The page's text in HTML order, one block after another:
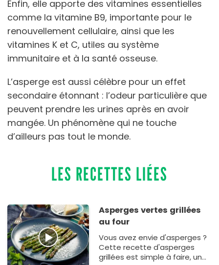
Enfin, elle apporte des vitamines essentielles
comme la vitamine B9, importante pour le
renouvellement cellulaire, ainsi que les
vitamines K et C, utiles au système
immunitaire et à la santé osseuse.
L’asperge est aussi célèbre pour un effet
secondaire étonnant : l’odeur particulière que
peuvent prendre les urines après en avoir
mangée. Un phénomène qui ne touche
d’ailleurs pas tout le monde.
LES RECETTES LIÉES
Asperges vertes grillées
au four
Vous avez envie d'asperges ?
Cette recette d'asperges
grillées est simple à faire, un